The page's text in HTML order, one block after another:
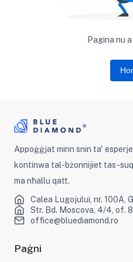
Pagina nu
Appoġġjat minn snin ta'
kontinwa tal-bżonnijiet tas-
ma nħallu qatt.
Calea Lugojului, nr. 100A,
Str. Bd. Moscova, 4/4, of.
office@bluediamond.ro
Paġni